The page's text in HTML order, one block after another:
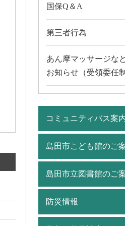
国保Q＆A
第三者行為
あん摩マッサージな
お知らせ（受領委任
コミュニティバス案
島田市こども館のご
島田市立図書館のご
防災情報